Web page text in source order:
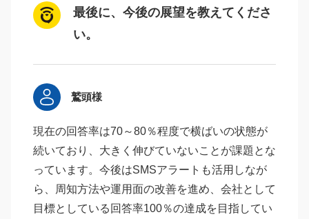
最後に、今後の展望を教えてくださ
い。
鷲頭様
現在の回答率は70～80％程度で横ばいの状態が
続いており、大きく伸びていないことが課題とな
っています。今後はSMSアラートも活用しなが
ら、周知方法や運用面の改善を進め、会社として
目標としている回答率100％の達成を目指してい